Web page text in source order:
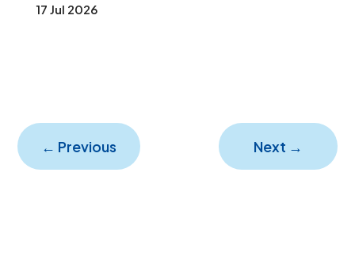
17 Jul 2026
← Previous Next →